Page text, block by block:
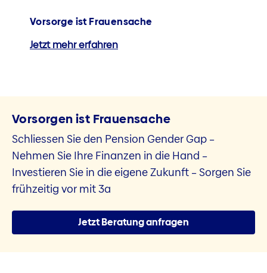
Vorsorge ist Frauensache
Jetzt mehr erfahren
Vorsorgen ist Frauensache
Schliessen Sie den Pension Gender Gap –
Nehmen Sie Ihre Finanzen in die Hand –
Investieren Sie in die eigene Zukunft – Sorgen Sie
frühzeitig vor mit 3a
Jetzt Beratung anfragen